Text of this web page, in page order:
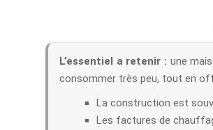
L’essentiel a retenir : une
consommer très peu, tout en
La construction est
Les factures de